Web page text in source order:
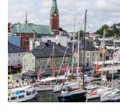
øke sin
DHL i
I Europa er
utmerket seg
Polen og Irland.